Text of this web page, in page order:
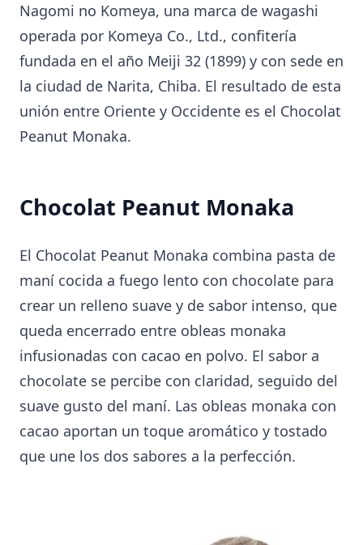
Nagomi no Komeya, una marca de wagashi
operada por Komeya Co., Ltd., confitería
fundada en el año Meiji 32 (1899) y con sede en
la ciudad de Narita, Chiba. El resultado de esta
unión entre Oriente y Occidente es el Chocolat
Peanut Monaka.
Chocolat Peanut Monaka
El Chocolat Peanut Monaka combina pasta de
maní cocida a fuego lento con chocolate para
crear un relleno suave y de sabor intenso, que
queda encerrado entre obleas monaka
infusionadas con cacao en polvo. El sabor a
chocolate se percibe con claridad, seguido del
suave gusto del maní. Las obleas monaka con
cacao aportan un toque aromático y tostado
que une los dos sabores a la perfección.